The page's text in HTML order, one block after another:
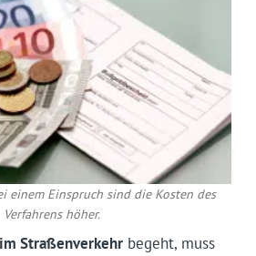
einem Einspruch sind die Kosten des
Verfahrens höher.
Straßenverkehrbegeht, muss